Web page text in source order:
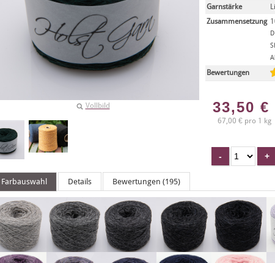
Vollbild
Garnstärke
Zusammensetzung
Bewertungen
33,50 €
67,00 € pro 1 kg
Farbauswahl Details Bewertungen (195)